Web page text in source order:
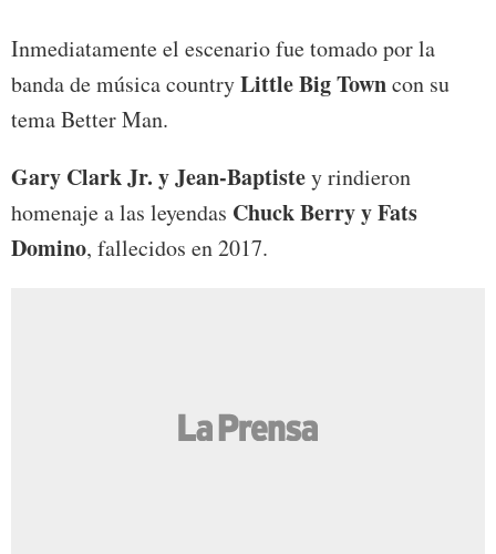
Inmediatamente el escenario fue tomado por la
banda de música countryLittle Big Towncon su
tema Better Man.
Gary Clark Jr. y Jean-Baptistey rindieron
homenaje a las leyendas Chuck Berry y Fats
Domino, fallecidos en 2017.